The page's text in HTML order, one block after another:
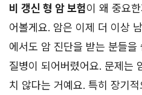
비 갱신 형 암 보험이 왜 중요
어볼게요. 암은 이제 더 이상
에서도 암 진단을 받는 분들
질병이 되어버렸어요. 문제는
치 않다는 거예요. 특히 장기